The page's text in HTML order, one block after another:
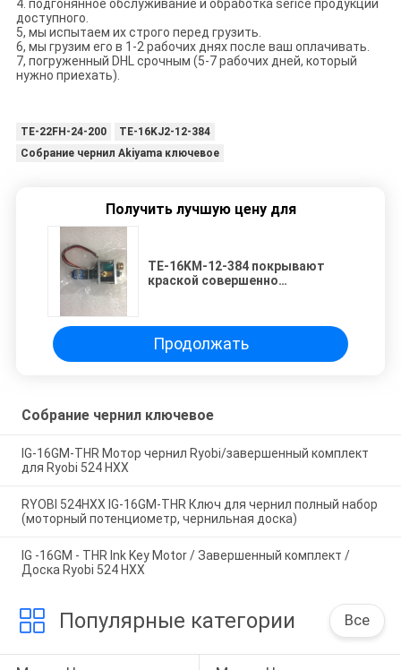
4. подгонянное обслуживание и обработка serice продукции
доступного.
5, мы испытаем их строго перед грузить.
6, мы грузим его в 1-2 рабочих днях после ваш оплачивать.
7, погруженный DHL срочным (5-7 рабочих дней, который
нужно приехать).
TE-22FH-24-200
TE-16KJ2-12-384
Собрание чернил Akiyama ключевое
Получить лучшую цену для
TE-16KM-12-384 покрывают
краской совершенно
731-1
Продолжать
Собрание чернил ключевое
IG-16GM-THR Мотор чернил Ryobi/завершенный комплект
для Ryobi 524 HXX
RYOBI 524HXX IG-16GM-THR Ключ для чернил полный набор
(моторный потенциометр, чернильная доска)
IG -16GM - THR Ink Key Motor / Завершенный комплект /
Доска Ryobi 524 HXX
Популярные категории Все